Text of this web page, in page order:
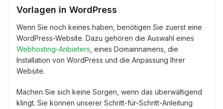
Vorlagen in WordPress
Wenn Sie noch keines haben, benötigen Sie zuerst eine
WordPress-Website. Dazu gehören die Auswahl eines
Webhosting-Anbieters, eines Domainnamens, die
Installation von WordPress und die Anpassung Ihrer
Website.
Machen Sie sich keine Sorgen, wenn das überwältigend
klingt. Sie können unserer Schritt-für-Schritt-Anleitung